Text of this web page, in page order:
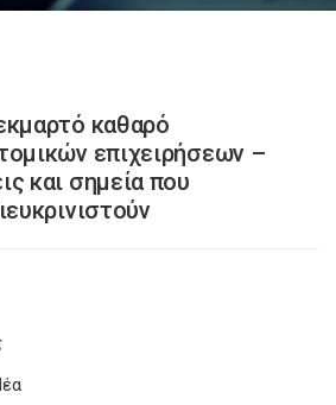
καθαρό
επιχειρήσεων –
και σημεία που